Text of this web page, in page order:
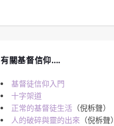
有關基督信仰….
基督徒信仰入門
十字架道
正常的基督徒生活 （倪柝聲）
人的破碎與靈的出來 （倪柝聲）